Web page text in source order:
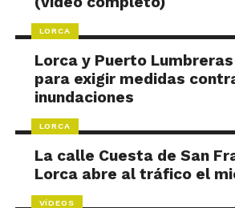
LORCA
Lorca y Puerto
para exigir medidas
inundaciones
LORCA
La calle Cuesta de San
Lorca abre al tráfico el
VÍDEOS